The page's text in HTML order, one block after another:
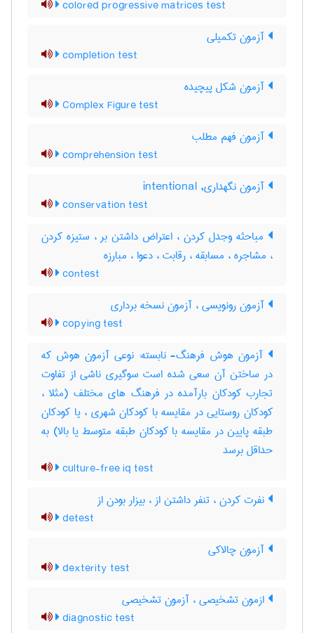
colored progressive matrices test
آزمون تکمیلی
completion test
آزمون شكل پيچيده
Complex Figure test
آزمون فهم مطلب
comprehension test
آزمون نگهداری, intentional
conservation test
مباحثه وجدل کردن ، اعتراض داشتن بر ، ستیزه کردن
، مشاجره ، مسابقه ، رقابت ، دعوا ، مبارزه
contest
آزمون رونویسی ، آزمون نسخه برداری
copying test
آزمون هوش فرهنگ- نابسته: نوعی آزمون هوش که
در ساختن آن سعی شده است سوگیری ناشی از تفاوت
تجارب کودکان بارآمده در فرهنگ های مختلف (مثلا ،
کودکان روستایی در مقایسه با کودکان شهری ، یا کودکان
طبقه پایین در مقایسه با کودکان طبقه متوسط یا بالا) به
حداقل برسد
culture-free iq test
نفرت کردن ، تنفر داشتن از ، بیزار بودن از
detest
آزمون چالاکی
dexterity test
ازمون تشخیصی ، آزمون تشخیصی
diagnostic test